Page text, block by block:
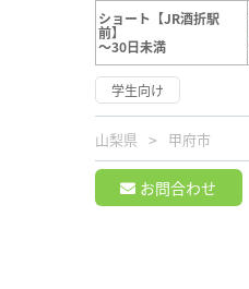
ショート【JR酒折駅
前】
～30日未満
学生向け
山梨県 甲府市
お問合わせ